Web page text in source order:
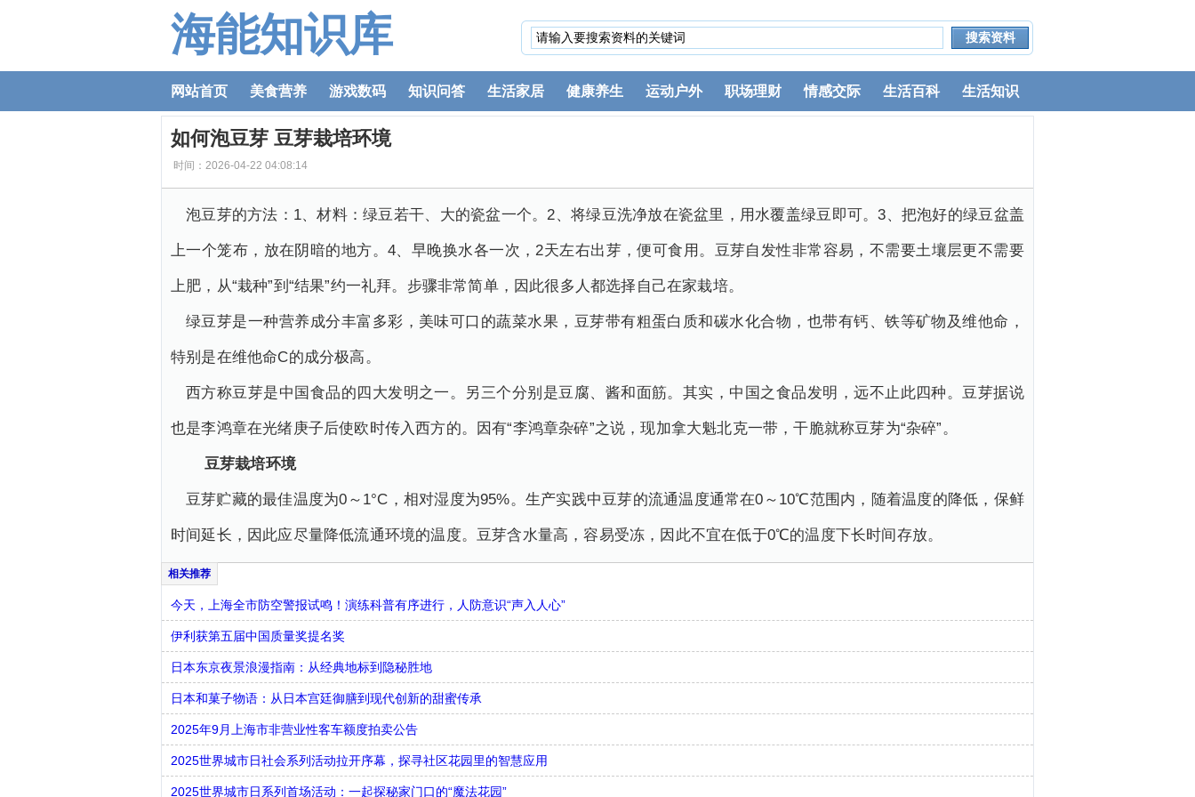
海能知识库
网站首页 美食营养 游戏数码 知识问答 生活家居 健康养生 运动户外 职场理财 情感交际 生活百科 生活知识
如何泡豆芽 豆芽栽培环境
时间：2026-04-22 04:08:14
泡豆芽的方法：1、材料：绿豆若干、大的瓷盆一个。2、将绿豆洗净放在瓷盆里，用水覆盖绿豆即可。3、把泡好的绿豆盆盖
上一个笼布，放在阴暗的地方。4、早晚换水各一次，2天左右出芽，便可食用。豆芽自发性非常容易，不需要土壤层更不需要
上肥，从“栽种”到“结果”约一礼拜。步骤非常简单，因此很多人都选择自己在家栽培。
绿豆芽是一种营养成分丰富多彩，美味可口的蔬菜水果，豆芽带有粗蛋白质和碳水化合物，也带有钙、铁等矿物及维他命，
特别是在维他命C的成分极高。
西方称豆芽是中国食品的四大发明之一。另三个分别是豆腐、酱和面筋。其实，中国之食品发明，远不止此四种。豆芽据说
也是李鸿章在光绪庚子后使欧时传入西方的。因有“李鸿章杂碎”之说，现加拿大魁北克一带，干脆就称豆芽为“杂碎”。
豆芽栽培环境
豆芽贮藏的最佳温度为0～1°C，相对湿度为95%。生产实践中豆芽的流通温度通常在0～10℃范围内，随着温度的降低，保鲜
时间延长，因此应尽量降低流通环境的温度。豆芽含水量高，容易受冻，因此不宜在低于0℃的温度下长时间存放。
今天，上海全市防空警报试鸣！演练科普有序进行，人防意识“声入人心”
伊利获第五届中国质量奖提名奖
日本东京夜景浪漫指南：从经典地标到隐秘胜地
日本和菓子物语：从日本宫廷御膳到现代创新的甜蜜传承
2025年9月上海市非营业性客车额度拍卖公告
2025世界城市日社会系列活动拉开序幕，探寻社区花园里的智慧应用
2025世界城市日系列首场活动：一起探秘家门口的“魔法花园”